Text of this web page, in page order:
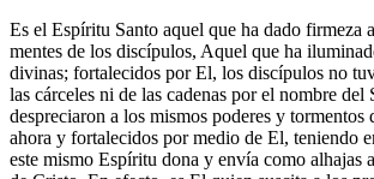
Es el Espíritu Santo aquel que ha dado firmeza
mentes de los discípulos, Aquel que ha
divinas; fortalecidos por El, los discípulos no
las cárceles ni de las cadenas por el nombre del
despreciaron a los mismos poderes y tormentos
ahora y fortalecidos por medio de El, teniendo
este mismo Espíritu dona y envía como alhajas